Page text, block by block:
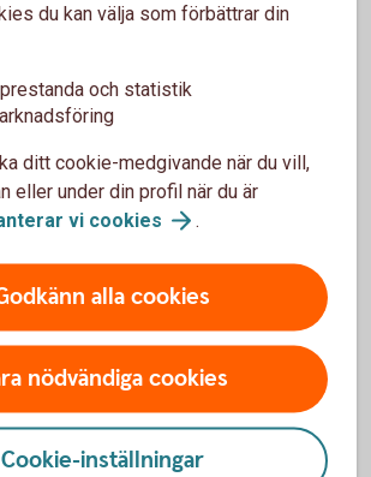
får du tillgång till alla tjänster i
detta innehåll behöver du först
cookies för Funktioner, prestanda
du kan välja som förbättrar din
och statistik
ditt cookie-medgivande när du vill,
eller under din profil när du är
vi cookies .
alla cookies
nödvändiga cookies
Cookie-inställningar